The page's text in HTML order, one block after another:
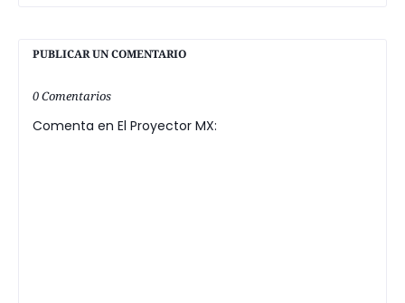
PUBLICAR UN COMENTARIO
0 Comentarios
Comenta en El Proyector MX: